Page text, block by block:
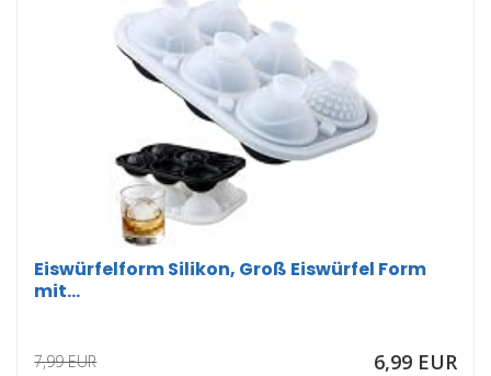
Eiswürfelform Silikon, Groß Eiswürfel Form
mit...
7,99 EUR 6,99 EUR